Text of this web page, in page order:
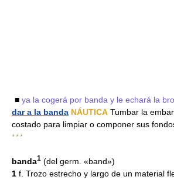
■ ya la cogerá por banda y le echará la
dar a la banda NÁUTICA Tumbar la
costado para limpiar o componer sus
* * *
banda1 (del germ. «band»)
1 f. Trozo estrecho y largo de un material